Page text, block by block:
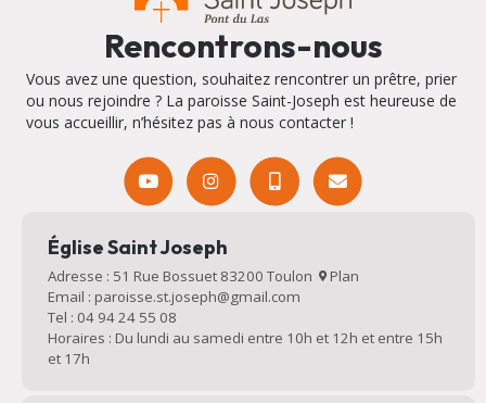
Rencontrons-nous
Vous avez une question, souhaitez rencontrer un prêtre, prier
ou nous rejoindre ? La paroisse Saint-Joseph est heureuse de
vous accueillir, n’hésitez pas à nous contacter !
Église Saint Joseph
Adresse : 51 Rue Bossuet 83200 Toulon
Plan
Email : paroisse.st.joseph@gmail.com
Tel : 04 94 24 55 08
Horaires : Du lundi au samedi entre 10h et 12h et entre 15h
et 17h